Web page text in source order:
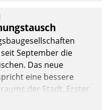
September die
Das neue
eine bessere
der Stadt. Erster
Lösung API-Hub mit